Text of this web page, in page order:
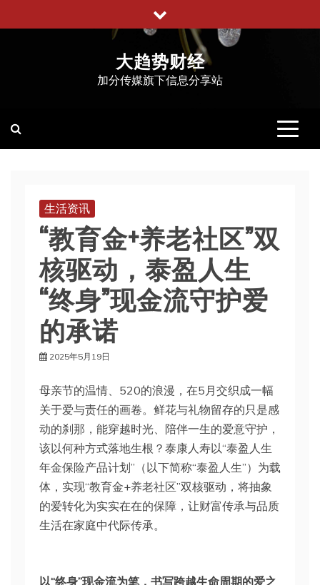
至
大趋势财经
加分传媒旗下信息分享站
生活资讯
“教育金+养老社区”双
核驱动，泰盈人生
“终身”现金流守护爱
的承诺
2025年5月19日
母亲节的温情、520的浪漫，在5月交织成一幅
关于爱与责任的画卷。鲜花与礼物留存的只是感
动的刹那，能穿越时光、陪伴一生的爱意守护，
该以何种方式落地生根？泰康人寿以“泰盈人生
年金保险产品计划”（以下简称“泰盈人生”）为载
体，实现“教育金+养老社区”双核驱动，将抽象
的爱转化为实实在在的保障，让财富传承与品质
生活在家庭中代际传承。
以“终身”现金流为笔，书写跨越生命周期的爱之